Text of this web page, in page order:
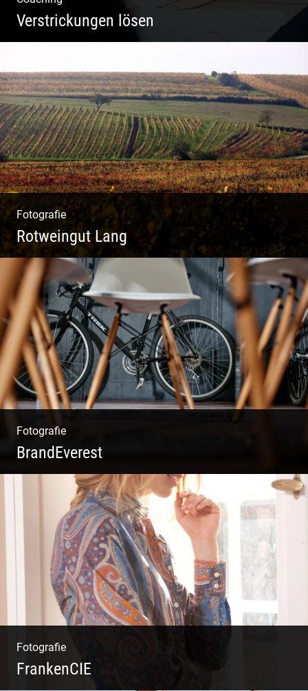
Verstrickungen lösen
Aufstellung
Fotografie
Rotweingut Lang
Rotweine aus Österreich | Genussvolle
Weinprobe | Herbstliche Weinberge | Uriger
Weinkeller
Fotografie
BrandEverest
Kommunikationsfotografie | Branding mit
Bildwelten | Markenerlebnisse | Corporate
Design
Fotografie
FrankenCIE